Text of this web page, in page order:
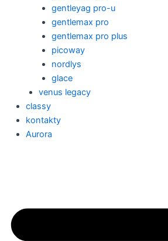
gentleyag pro-u
gentlemax pro
gentlemax pro plus
picoway
nordlys
glace
venus legacy
classy
kontakty
Aurora